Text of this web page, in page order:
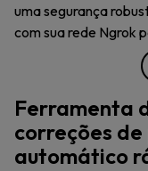
uma segurança
com sua rede Ngrok
Ferramenta
correções
automático